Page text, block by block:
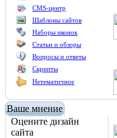
CMS-центр
Шаблоны сайтов
Наборы иконок
Статьи и обзоры
Вопросы и ответы
Скрипты
Нетематичное
Ваше мнение
Оцените дизайн
сайта